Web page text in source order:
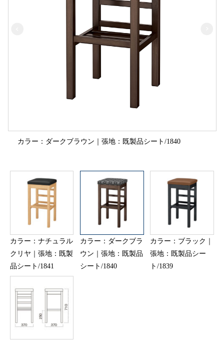
カラー：ダークブラウン｜張地：既製品シート/1840
カラー：ナチュラル
クリヤ｜張地：既製
品シート/1841
カラー：ダークブラ
ウン｜張地：既製品
シート/1840
カラー：ブラック｜
張地：既製品シー
ト/1839